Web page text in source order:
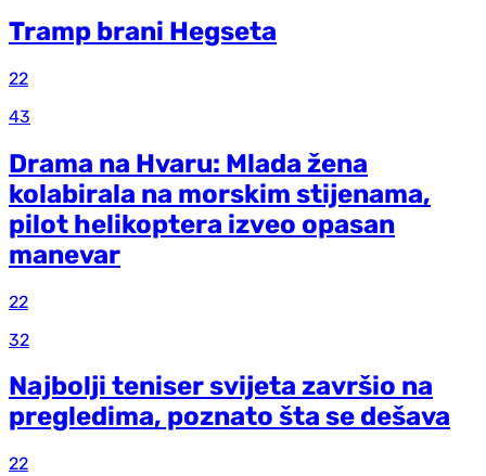
Tramp brani Hegseta
22
43
Drama na Hvaru: Mlada žena
kolabirala na morskim stijenama,
pilot helikoptera izveo opasan
manevar
22
32
Najbolji teniser svijeta završio na
pregledima, poznato šta se dešava
22